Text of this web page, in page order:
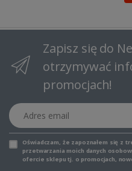
Zapisz się do
otrzymywać
promocjach!
Adres email
Oświadczam, że zapoznałem się z
przetwarzania moich danych
ofercie sklepu tj. o promocjach,